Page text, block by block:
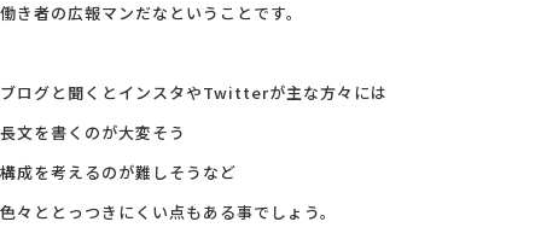
働き者の広報マンだなということです。
ブログと聞くとインスタやTwitterが主な方々には
長文を書くのが大変そう
構成を考えるのが難しそうなど
色々ととっつきにくい点もある事でしょう。